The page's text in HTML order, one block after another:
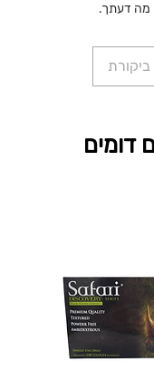
מה דעתך.
דומים